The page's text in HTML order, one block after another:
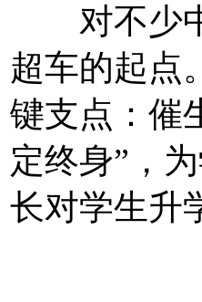
对不少中
超车的起点
键支点：催
定终身”，
长对学生升